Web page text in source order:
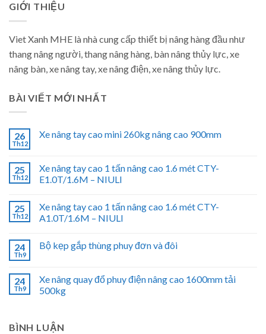
GIỚI THIỆU
Viet Xanh MHE là nhà cung cấp thiết bị nâng hàng đầu như
thang nâng người, thang nâng hàng, bàn nâng thủy lực, xe
nâng bàn, xe nâng tay, xe nâng điện, xe nâng thủy lực.
BÀI VIẾT MỚI NHẤT
26
Th12
Xe nâng tay cao mini 260kg nâng cao 900mm
25
Th12
Xe nâng tay cao 1 tấn nâng cao 1.6 mét CTY-
E1.0T/1.6M – NIULI
25
Th12
Xe nâng tay cao 1 tấn nâng cao 1.6 mét CTY-
A1.0T/1.6M – NIULI
24
Th9
Bộ kẹp gắp thùng phuy đơn và đôi
24
Th9
Xe nâng quay đổ phuy điện nâng cao 1600mm tải
500kg
BÌNH LUẬN